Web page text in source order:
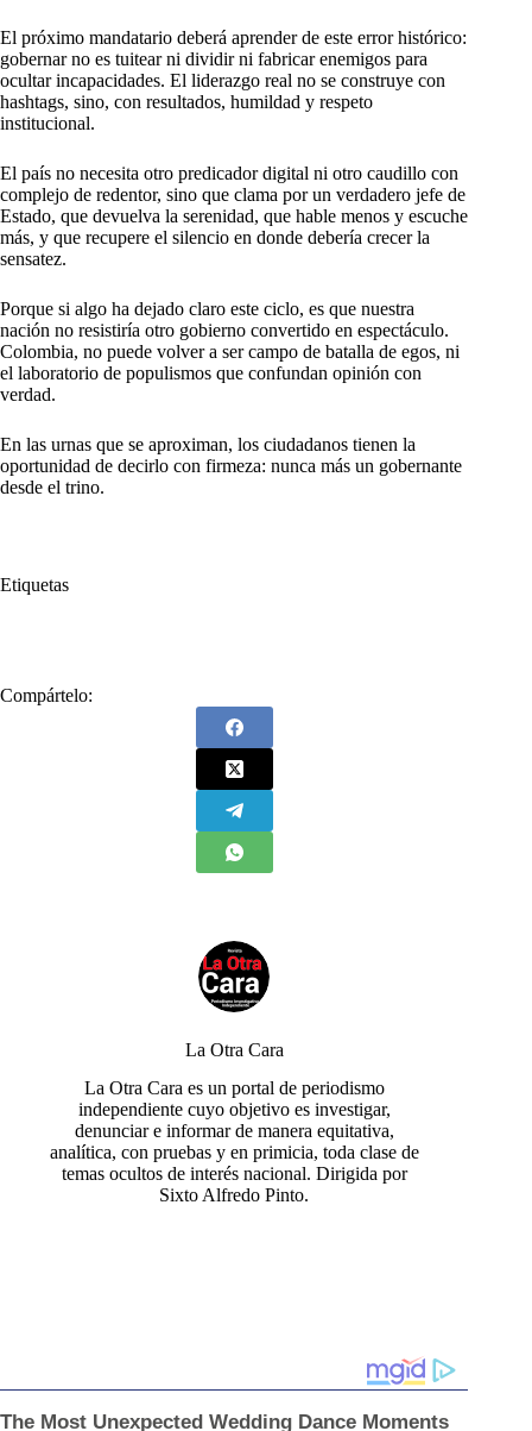
El próximo mandatario deberá aprender de este error histórico:
gobernar no es tuitear ni dividir ni fabricar enemigos para
ocultar incapacidades. El liderazgo real no se construye con
hashtags, sino, con resultados, humildad y respeto
institucional.
El país no necesita otro predicador digital ni otro caudillo con
complejo de redentor, sino que clama por un verdadero jefe de
Estado, que devuelva la serenidad, que hable menos y escuche
más, y que recupere el silencio en donde debería crecer la
sensatez.
Porque si algo ha dejado claro este ciclo, es que nuestra
nación no resistiría otro gobierno convertido en espectáculo.
Colombia, no puede volver a ser campo de batalla de egos, ni
el laboratorio de populismos que confundan opinión con
verdad.
En las urnas que se aproximan, los ciudadanos tienen la
oportunidad de decirlo con firmeza: nunca más un gobernante
desde el trino.
Etiquetas
Compártelo:
La Otra Cara
La Otra Cara es un portal de periodismo
independiente cuyo objetivo es investigar,
denunciar e informar de manera equitativa,
analítica, con pruebas y en primicia, toda clase de
temas ocultos de interés nacional. Dirigida por
Sixto Alfredo Pinto.